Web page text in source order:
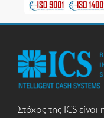
Στόχος της ICS